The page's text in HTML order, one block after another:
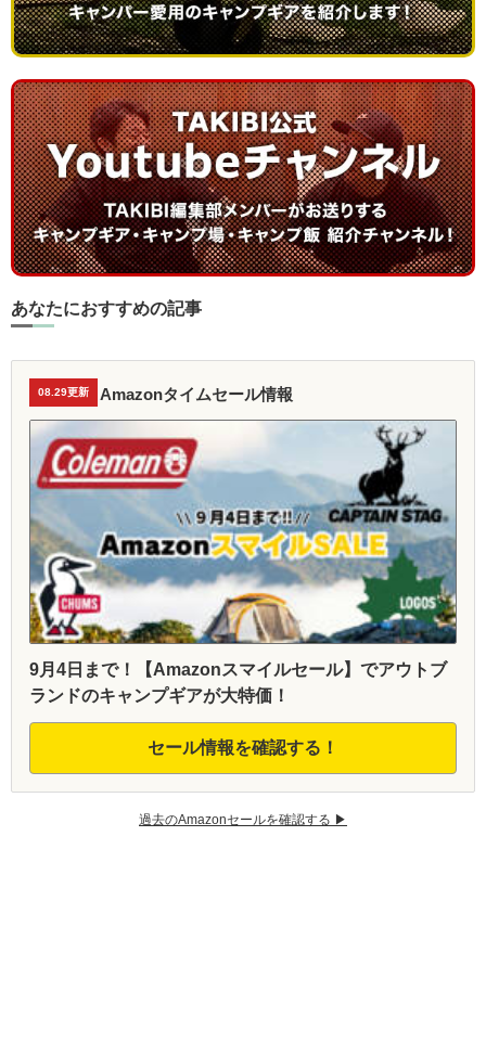
あなたにおすすめの記事
08.29更新 Amazonタイムセール情報
9月4日まで！【Amazonスマイルセール】でアウトブ
ランドのキャンプギアが大特価！
セール情報を確認する！
過去のAmazonセールを確認する ▶︎